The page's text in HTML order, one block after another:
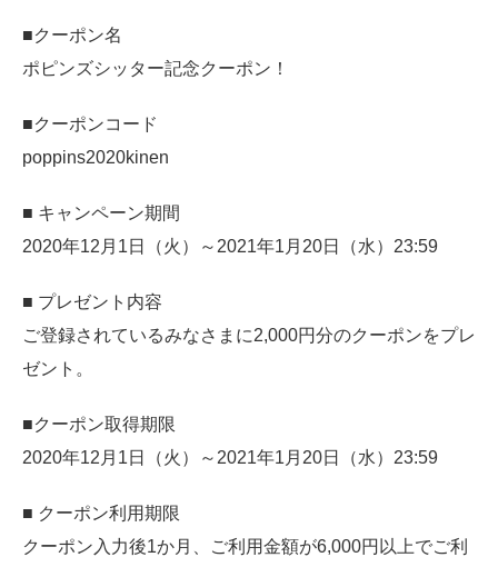
■クーポン名
ポピンズシッター記念クーポン！
■クーポンコード
poppins2020kinen
■ キャンペーン期間
2020年12月1日（火）～2021年1月20日（水）23:59
■ プレゼント内容
ご登録されているみなさまに2,000円分のクーポンをプレ
ゼント。
■クーポン取得期限
2020年12月1日（火）～2021年1月20日（水）23:59
■ クーポン利用期限
クーポン入力後1か月、ご利用金額が6,000円以上でご利